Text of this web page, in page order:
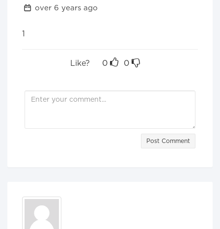
over 6 years ago
1
Like? 0 0
Post Comment